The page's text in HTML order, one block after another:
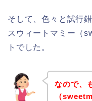
そして、色々と試行
スウィートマミー（
トでした。
なので、
（